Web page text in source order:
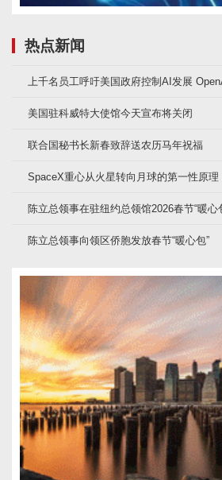
热点新闻
上千名员工呼吁美国政府控制AI发展
美国驻科威特大使馆今天宣布将关闭
联合国秘书长新春致辞送农历马年祝福
SpaceX重心从火星转向月球的第一性原理
陈立总领事在驻纽约总领馆2026春节“暖
陈立总领事向领区侨胞发放春节“暖心包”